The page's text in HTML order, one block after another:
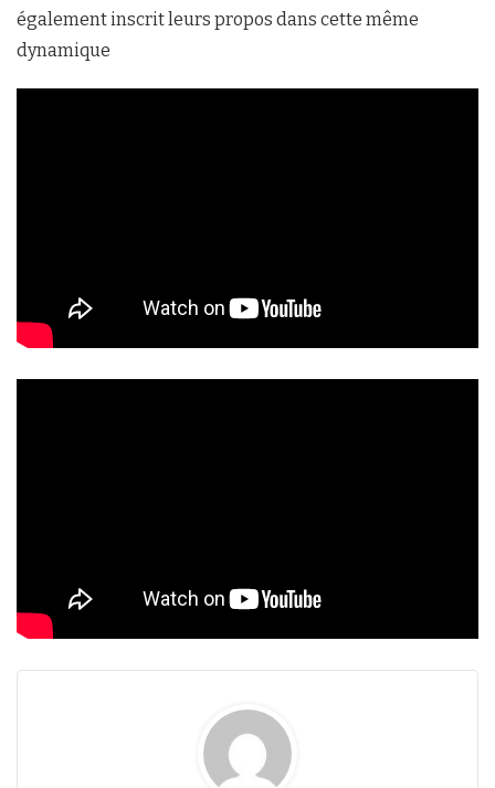
également inscrit leurs propos dans cette même
dynamique